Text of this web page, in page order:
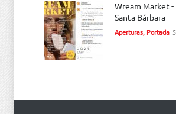
Wream Market -
Santa Bárbara
Aperturas, Portada